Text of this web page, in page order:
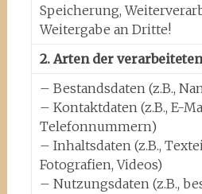
Speicherung,
Weitergabe an Dritte!
2. Arten der
– Bestandsdaten (z.B.,
– Kontaktdaten (z.B., E-
Telefonnummern)
– Inhaltsdaten (z.B.,
Fotografien, Videos)
– Nutzungsdaten (z.B.,